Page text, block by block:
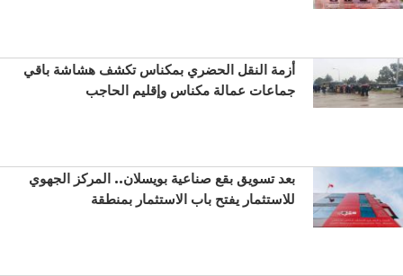
أزمة النقل الحضري بمكناس تكشف هشاشة باقي
جماعات عمالة مكناس وإقليم الحاجب
بعد تسويق بقع صناعية بويسلان.. المركز الجهوي
للاستثمار يفتح باب الاستثمار بمنطقة